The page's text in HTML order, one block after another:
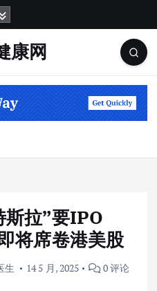
康网
斯拉”要IPO
将席卷港美股
生 14 5 月, 2025 0 评论